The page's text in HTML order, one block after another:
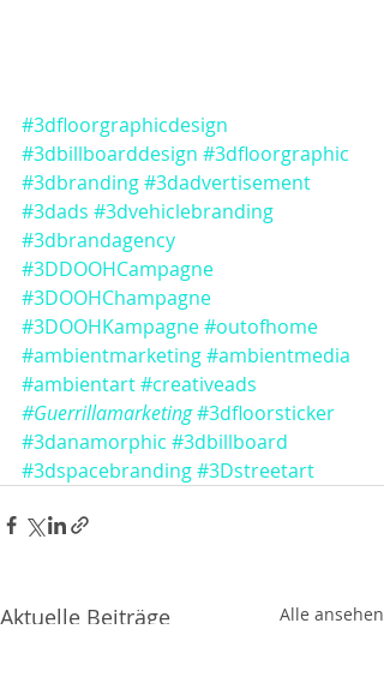
#3dfloorgraphicdesign
#3dbillboarddesign #3dfloorgraphic
#3dbranding#3dadvertisement
#3dads #3dvehiclebranding
#3dbrandagency
#3DDOOHCampagne
#3DOOHChampagne
#3DOOHKampagne#outofhome
#ambientmarketing#ambientmedia
#ambientart#creativeads
#Guerrillamarketing#3dfloorsticker
#3danamorphic #3dbillboard
#3dspacebranding#3Dstreetart
Aktuelle Beiträge Alle ansehen